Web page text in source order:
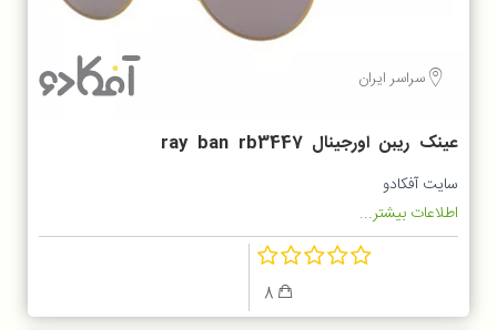
سراسر ایران
عینک ریبن اورجینال ray ban rb3447
9065v8
سایت آفکادو
اطلاعات بیشتر...
8